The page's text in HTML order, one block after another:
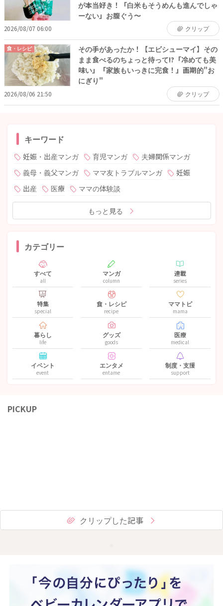
が本当好き！「白米もそうめんも進んでしゃ
ーない」お腹ぐう〜
2026/08/07 06:00 クリップ
食・レシピ
その手があったか！【エビシューマイ】その
まま食べるのちょっと待って!?「冷めても美
味い」「家族もいっきに完食！」画期的"お
にぎり"
2026/08/06 21:50 クリップ
キーワード
妊娠・出産マンガ 育児マンガ
夫婦関係マンガ
義母・義父マンガ
ママ友トラブルマンガ
妊娠
出産
医療 ママの体験談
もっと見る
カテゴリー
すべて
all
マンガ
column
連載
series
特集
special
食・レシピ
recipe
ママトピ
mama
暮らし
life
グッズ
goods
医療
medical
イベント
event
エンタメ
entame
制度・支援
support
PICKUP
クリップした記事